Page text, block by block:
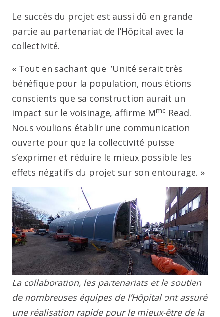
Le succès du projet est aussi dû en grande
partie au partenariat de l’Hôpital avec la
collectivité.
« Tout en sachant que l’Unité serait très
bénéfique pour la population, nous étions
conscients que sa construction aurait un
impact sur le voisinage, affirme Mme Read.
Nous voulions établir une communication
ouverte pour que la collectivité puisse
s’exprimer et réduire le mieux possible les
effets négatifs du projet sur son entourage. »
La collaboration, les partenariats et le soutien
de nombreuses équipes de l’Hôpital ont assuré
une réalisation rapide pour le mieux-être de la